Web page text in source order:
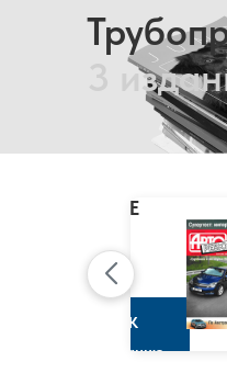
3
CLAIRE
МАРИ
КЛЭР
К
изданию